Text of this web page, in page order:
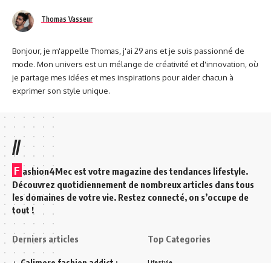
Thomas Vasseur
Bonjour, je m'appelle Thomas, j'ai 29 ans et je suis passionné de
mode. Mon univers est un mélange de créativité et d'innovation, où
je partage mes idées et mes inspirations pour aider chacun à
exprimer son style unique.
//
F ashion4Mec est votre magazine des tendances lifestyle.
Découvrez quotidiennement de nombreux articles dans tous
les domaines de votre vie. Restez connecté, on s’occupe de
tout !
Derniers articles Top Categories